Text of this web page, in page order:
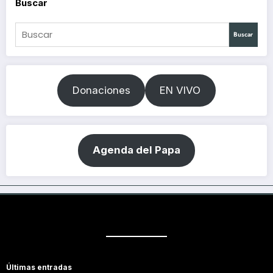
Buscar
Buscar
Donaciones EN VIVO
Agenda del Papa
Últimas entradas